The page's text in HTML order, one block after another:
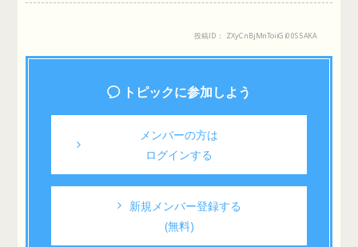
投稿ID： ZXyCnBjMnToiiGi00S5AKA
トピックに参加しよう
メンバーの方は
ログインする
新規メンバー登録する
(無料)